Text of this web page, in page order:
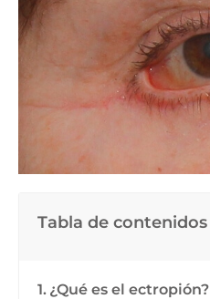
Tabla de contenidos
¿Qué es el ectropión?